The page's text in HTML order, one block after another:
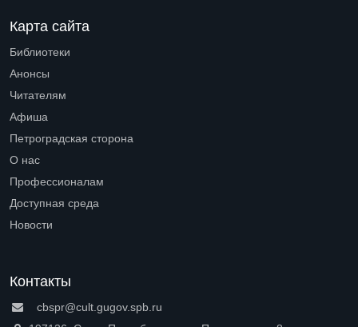
Карта сайта
Библиотеки
Анонсы
Читателям
Афиша
Петроградская сторона
О нас
Профессионалам
Доступная среда
Новости
Контакты
cbspr@cult.gugov.spb.ru